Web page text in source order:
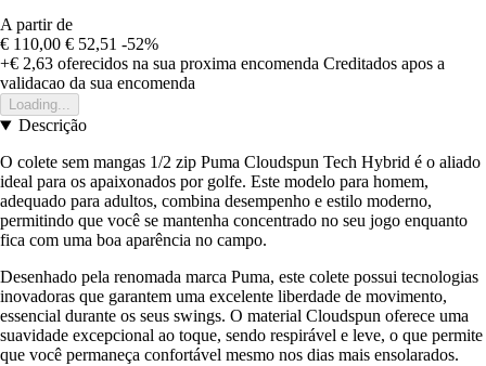
A partir de
€ 110,00 € 52,51 -52%
+€ 2,63 oferecidos na sua proxima encomenda Creditados apos a
validacao da sua encomenda
Loading...
Descrição
O colete sem mangas 1/2 zip Puma Cloudspun Tech Hybrid é o aliado
ideal para os apaixonados por golfe. Este modelo para homem,
adequado para adultos, combina desempenho e estilo moderno,
permitindo que você se mantenha concentrado no seu jogo enquanto
fica com uma boa aparência no campo.
Desenhado pela renomada marca Puma, este colete possui tecnologias
inovadoras que garantem uma excelente liberdade de movimento,
essencial durante os seus swings. O material Cloudspun oferece uma
suavidade excepcional ao toque, sendo respirável e leve, o que permite
que você permaneça confortável mesmo nos dias mais ensolarados.